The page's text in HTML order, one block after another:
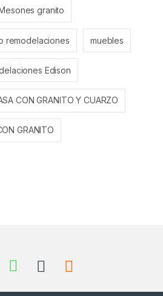
Mesones granito
remodelaciones muebles
Edison
CON GRANITO Y CUARZO
GRANITO